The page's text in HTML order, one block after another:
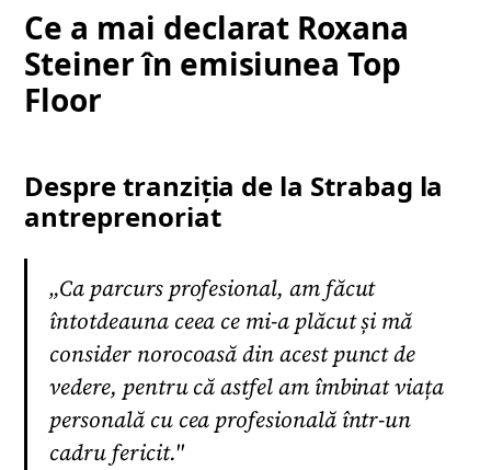
Ce a mai declarat Roxana
Steiner în emisiunea Top
Floor
Despre tranziția de la Strabag la
antreprenoriat
„Ca parcurs profesional, am făcut
întotdeauna ceea ce mi-a plăcut și mă
consider norocoasă din acest punct de
vedere, pentru că astfel am îmbinat viața
personală cu cea profesională într-un
cadru fericit."